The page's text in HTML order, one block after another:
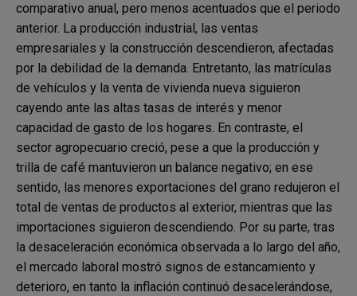
comparativo anual, pero menos acentuados que el periodo
anterior. La producción industrial, las ventas
empresariales y la construcción descendieron, afectadas
por la debilidad de la demanda. Entretanto, las matrículas
de vehículos y la venta de vivienda nueva siguieron
cayendo ante las altas tasas de interés y menor
capacidad de gasto de los hogares. En contraste, el
sector agropecuario creció, pese a que la producción y
trilla de café mantuvieron un balance negativo; en ese
sentido, las menores exportaciones del grano redujeron el
total de ventas de productos al exterior, mientras que las
importaciones siguieron descendiendo. Por su parte, tras
la desaceleración económica observada a lo largo del año,
el mercado laboral mostró signos de estancamiento y
deterioro, en tanto la inflación continuó desacelerándose,